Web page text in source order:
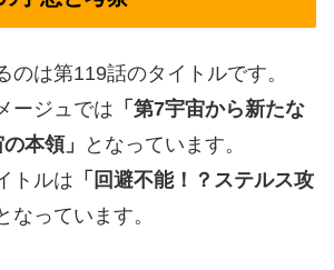
のは第119話のタイトルです。
ージュでは 「第7宇宙から新たな
本領」
となっています。
トルは 「回避不能！？ステルス攻
なっています。